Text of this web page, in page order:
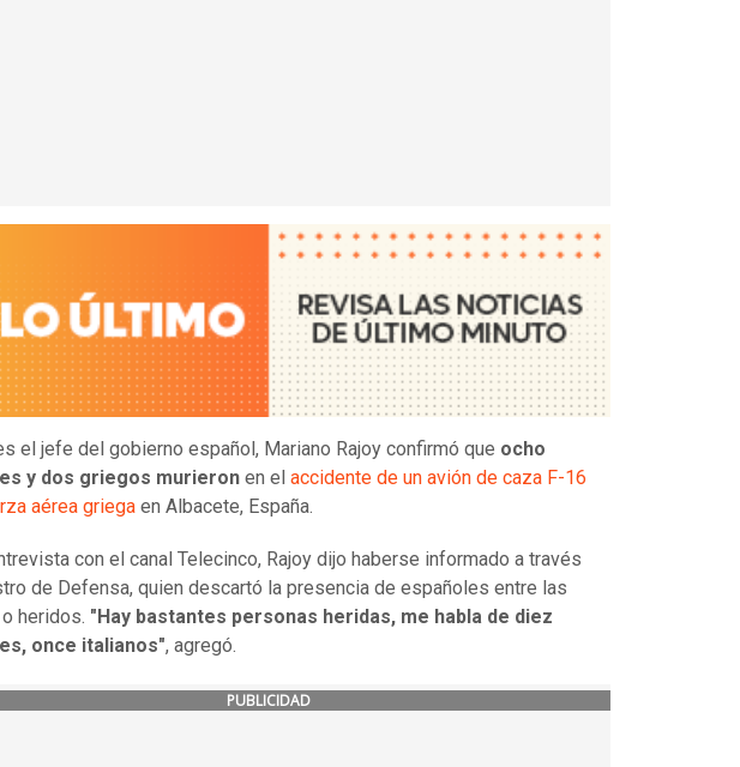
el jefe del gobierno español, Mariano Rajoy confirmó que ocho
y dos griegos murieron en el accidente de un avión de caza F-16
aérea griega en Albacete, España.
con el canal Telecinco, Rajoy dijo haberse informado a través
de Defensa, quien descartó la presencia de españoles entre las
heridos. "Hay bastantes personas heridas, me habla de diez
once italianos", agregó.
PUBLICIDAD